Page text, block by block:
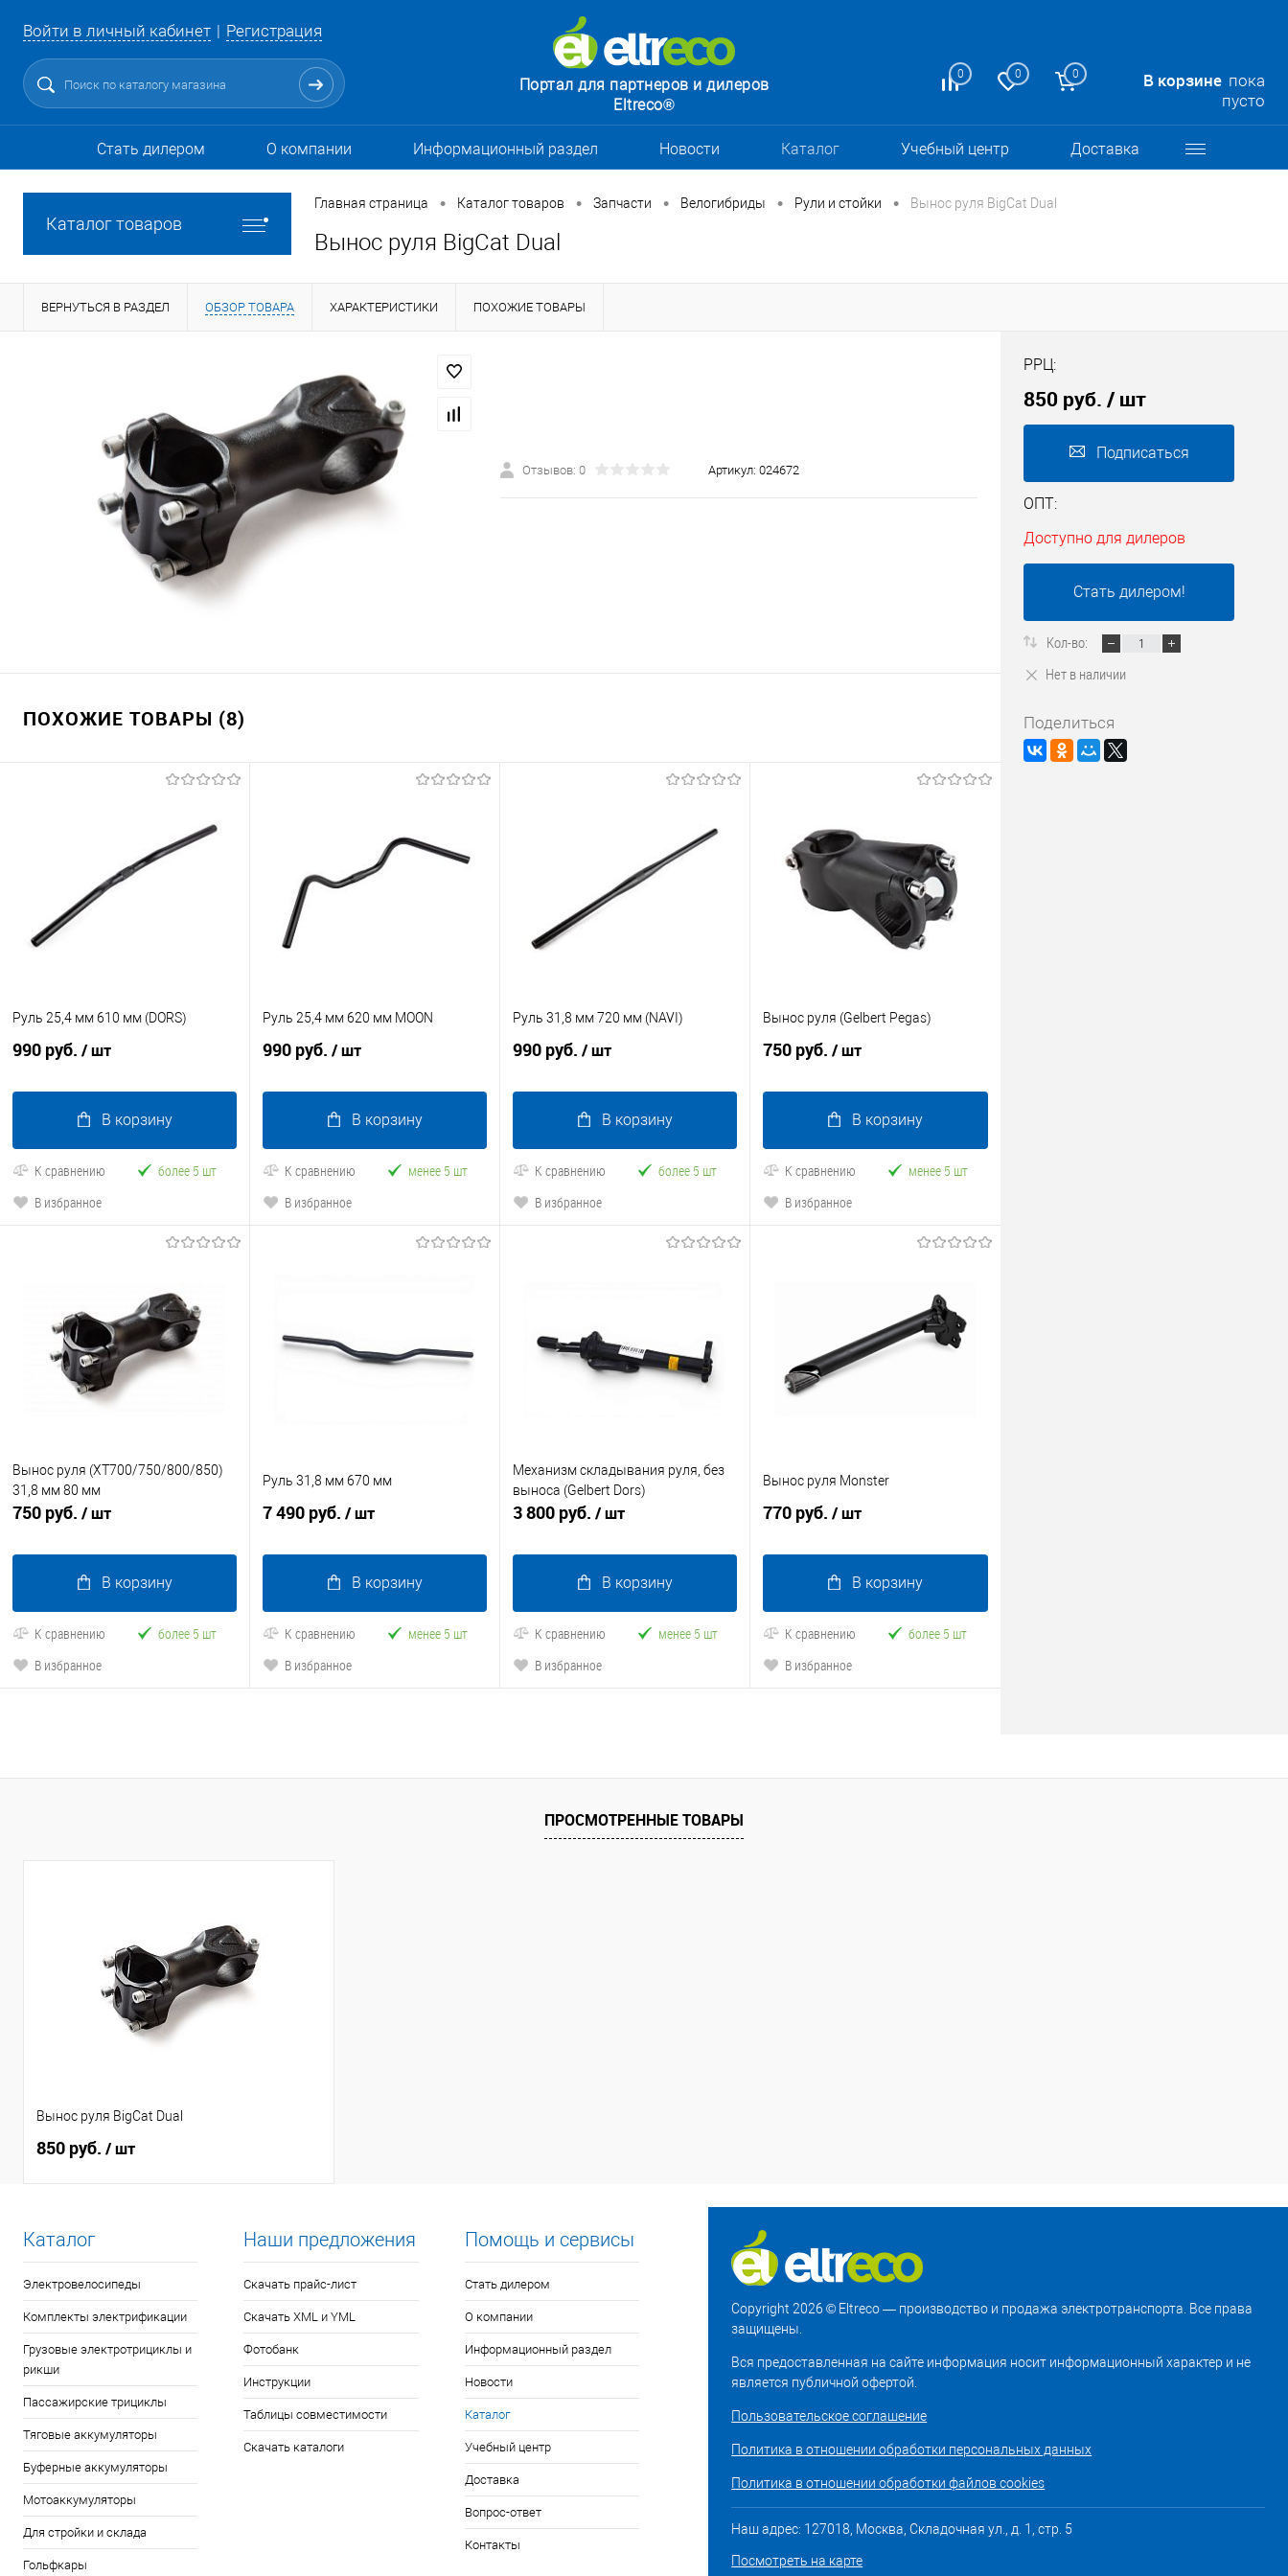
Войти в личный кабинет Регистрация
0 0 0 В корзине пока
пусто
Портал для партнеров и дилеров
Eltreco®
Стать дилером О компании Информационный раздел Новости Каталог Учебный центр Доставка
Каталог товаров
Главная страница • Каталог товаров • Запчасти • Велогибриды • Рули и стойки • Вынос руля BigCat Dual
Вынос руля BigCat Dual
ВЕРНУТЬСЯ В РАЗДЕЛ ОБЗОР ТОВАРА ХАРАКТЕРИСТИКИ ПОХОЖИЕ ТОВАРЫ
Отзывов: 0 Артикул: 024672
ПОХОЖИЕ ТОВАРЫ (8)
Руль 25,4 мм 610 мм (DORS)
990 руб. / шт
В корзину
К сравнению
более 5 шт
В избранное
Руль 25,4 мм 620 мм MOON
990 руб. / шт
В корзину
К сравнению
менее 5 шт
В избранное
Руль 31,8 мм 720 мм (NAVI)
990 руб. / шт
В корзину
К сравнению
более 5 шт
В избранное
Вынос руля (Gelbert Pegas)
750 руб. / шт
В корзину
К сравнению
менее 5 шт
В избранное
Вынос руля (ХТ700/750/800/850)
31,8 мм 80 мм
750 руб. / шт
В корзину
К сравнению
более 5 шт
В избранное
Руль 31,8 мм 670 мм
7 490 руб. / шт
В корзину
К сравнению
менее 5 шт
В избранное
Механизм складывания руля, без
выноса (Gelbert Dors)
3 800 руб. / шт
В корзину
К сравнению
менее 5 шт
В избранное
Вынос руля Monster
770 руб. / шт
В корзину
К сравнению
более 5 шт
В избранное
РРЦ:
850 руб. / шт
Подписаться
ОПТ:
Доступно для дилеров
Стать дилером!
Кол-во:
Нет в наличии
Поделиться
ПРОСМОТРЕННЫЕ ТОВАРЫ
Вынос руля BigCat Dual
850 руб. / шт
Каталог
Электровелосипеды
Комплекты электрификации
Грузовые электротрициклы и
рикши
Пассажирские трициклы
Тяговые аккумуляторы
Буферные аккумуляторы
Мотоаккумуляторы
Для стройки и склада
Гольфкары
Наши предложения
Скачать прайс-лист
Скачать XML и YML
Фотобанк
Инструкции
Таблицы совместимости
Скачать каталоги
Помощь и сервисы
Стать дилером
О компании
Информационный раздел
Новости
Каталог
Учебный центр
Доставка
Вопрос-ответ
Контакты
Copyright 2026 © Eltreco — производство и продажа электротранспорта. Все права
защищены.
Вся предоставленная на сайте информация носит информационный характер и не
является публичной офертой.
Пользовательское соглашение
Политика в отношении обработки персональных данных
Политика в отношении обработки файлов cookies
Наш адрес: 127018, Москва, Складочная ул., д. 1, стр. 5
Посмотреть на карте